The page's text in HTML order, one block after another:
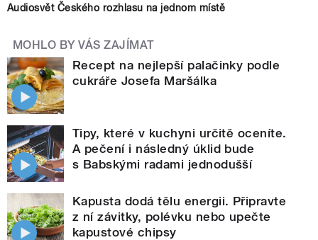
Audiosvět Českého rozhlasu na jednom místě
MOHLO BY VÁS ZAJÍMAT
Recept na nejlepší palačinky podle
cukráře Josefa Maršálka
Tipy, které v kuchyni určitě oceníte.
A pečení i následný úklid bude
s Babskými radami jednodušší
Kapusta dodá tělu energii. Připravte
z ní závitky, polévku nebo upečte
kapustové chipsy